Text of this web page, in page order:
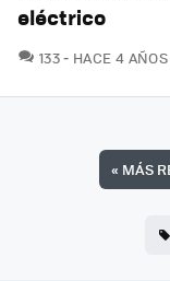
eléctrico
133COMENTARIOS
HACE 4 AÑOS
« MÁS